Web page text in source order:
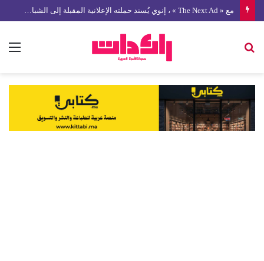
مع « The Next Ad » ، إنوي يُسند حملته الإعلانية المقبلة إلى الشباب المغربي